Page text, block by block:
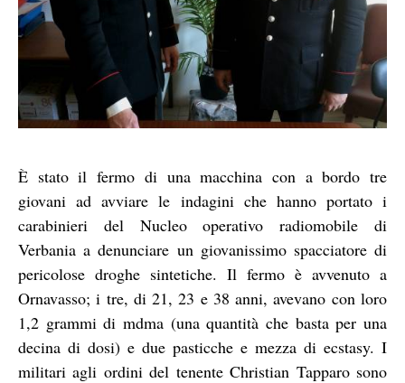
È stato il fermo di una macchina con a bordo tre
giovani ad avviare le indagini che hanno portato i
carabinieri del Nucleo operativo radiomobile di
Verbania a denunciare un giovanissimo spacciatore di
pericolose droghe sintetiche. Il fermo è avvenuto a
Ornavasso; i tre, di 21, 23 e 38 anni, avevano con loro
1,2 grammi di mdma (una quantità che basta per una
decina di dosi) e due pasticche e mezza di ecstasy. I
militari agli ordini del tenente Christian Tapparo sono